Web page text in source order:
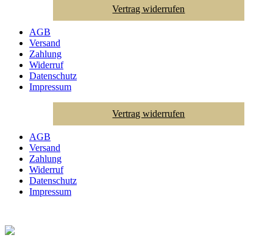
Vertrag widerrufen
AGB
Versand
Zahlung
Widerruf
Datenschutz
Impressum
Vertrag widerrufen
AGB
Versand
Zahlung
Widerruf
Datenschutz
Impressum